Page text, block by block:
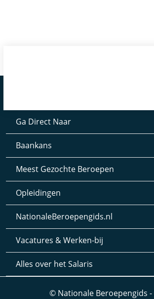
Ga Direct Naar
Baankans
Meest Gezochte Beroepen
Opleidingen
NationaleBeroepengids.nl
Vacatures & Werken-bij
Alles over het Salaris
© Nationale Beroepengids -